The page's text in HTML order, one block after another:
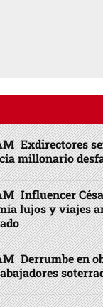
Exdirectores
millonario
Influencer
lujos y viajes
Derrumbe en